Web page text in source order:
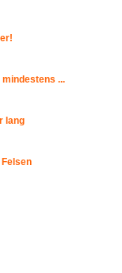
...
lang
Felsen